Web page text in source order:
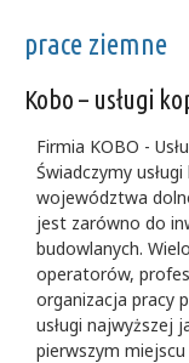
prace ziemne
Kobo – usługi
Firmia KOBO -
Świadczymy
województwa
jest zarówno do
budowlanych.
operatorów,
organizacja pracy
usługi najwyższej
pierwszym miejscu